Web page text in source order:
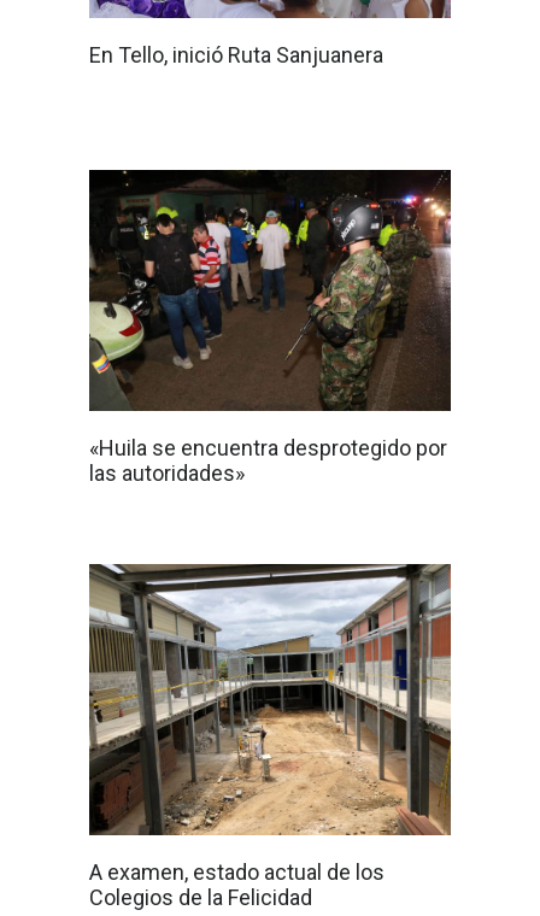
En Tello, inició Ruta Sanjuanera
«Huila se encuentra desprotegido por
las autoridades»
A examen, estado actual de los
Colegios de la Felicidad